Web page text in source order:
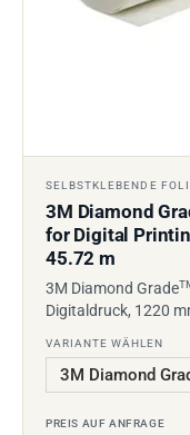
SELBSTKLEBENDE
3M Diamond
for Digital
45.72 m
3M Diamond Grade
Digitaldruck, 1220
VARIANTE WÄHLEN
PREIS AUF ANFRAGE